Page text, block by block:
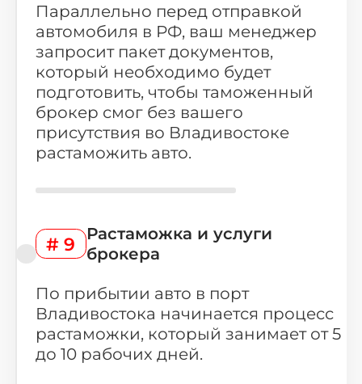
Параллельно перед отправкой
автомобиля в РФ, ваш менеджер
запросит пакет документов,
который необходимо будет
подготовить, чтобы таможенный
брокер смог без вашего
присутствия во Владивостоке
растаможить авто.
# 9
Растаможка и услуги
брокера
По прибытии авто в порт
Владивостока начинается процесс
растаможки, который занимает от 5
до 10 рабочих дней.